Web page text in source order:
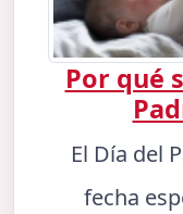
Por qué
El Día del
fecha